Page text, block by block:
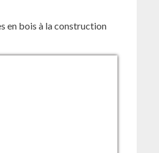
en bois à la construction